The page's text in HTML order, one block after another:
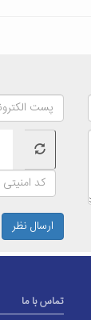
ارسال نظر
تماس با ما